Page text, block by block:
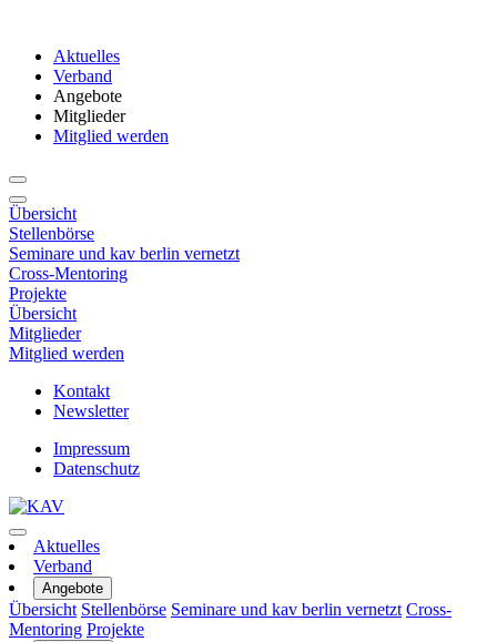
Aktuelles
Verband
Angebote
Mitglieder
Mitglied werden
Übersicht
Stellenbörse
Seminare und kav berlin vernetzt
Cross-Mentoring
Projekte
Übersicht
Mitglieder
Mitglied werden
Kontakt
Newsletter
Impressum
Datenschutz
Aktuelles
Verband
Angebote
Übersicht Stellenbörse Seminare und kav berlin vernetzt Cross-
Mentoring Projekte